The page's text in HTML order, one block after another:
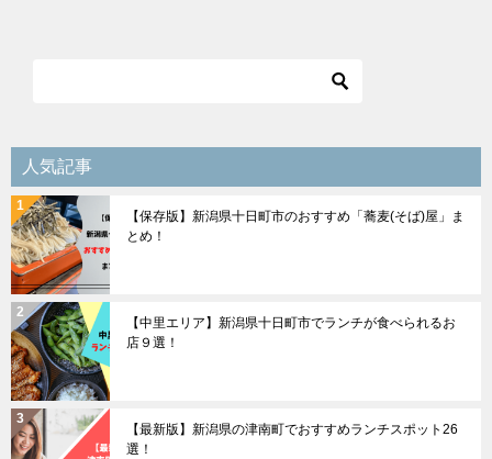
シ
ョ
ン
人気記事
【保存版】新潟県十日町市のおすすめ「蕎麦(そば)屋」ま
とめ！
【中里エリア】新潟県十日町市でランチが食べられるお
店９選！
【最新版】新潟県の津南町でおすすめランチスポット26
選！